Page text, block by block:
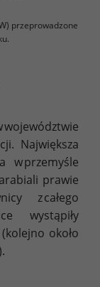
przeprowadzone
województwie
Największa
w przemyśle
prawie
z całego
wystąpiły
około